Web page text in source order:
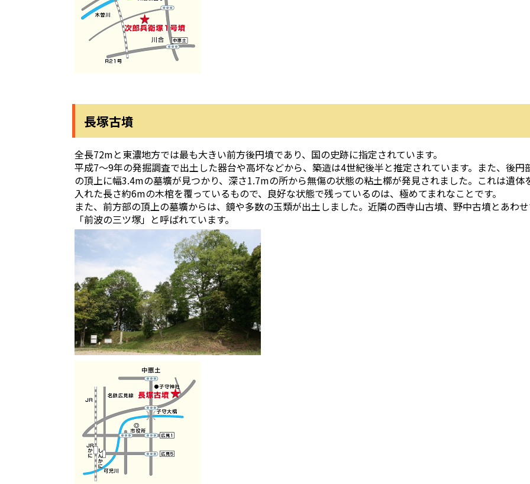
長塚古墳
全長72mと東濃地方では最も大きい前方後円墳であり、国の史跡に指定されています。
平成7～9年の発掘調査で出土した器台や高坏などから、築造は4世紀後半と推定されています。また、後円
の頂上に幅3.4mの墓壙が見つかり、深さ1.7mの所から無傷の状態の粘土槨が発見されました。これは遺体
入れた長さ約6mの木棺を覆っているもので、良好な状態で残っているのは、極めてまれなことです。
また、前方部の頂上の墓壙からは、鏡や多数の玉類が出土しました。近隣の西寺山古墳、野中古墳とあわ
「前波の三ツ塚」と呼ばれています。